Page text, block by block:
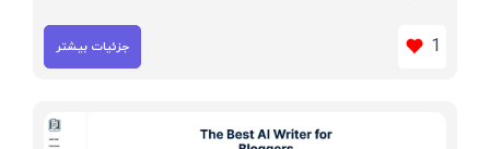
1 جزئیات بیشتر